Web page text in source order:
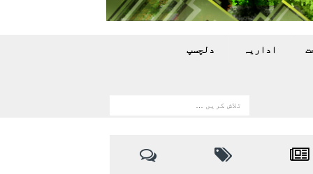
اداريہ دلچسپ